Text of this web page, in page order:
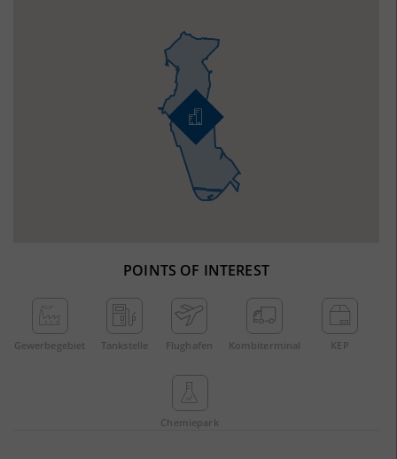
POINTS OF INTEREST
Gewerbe­gebiet Tankstelle Flughafen Kombi­terminal KEP
Chemie­park